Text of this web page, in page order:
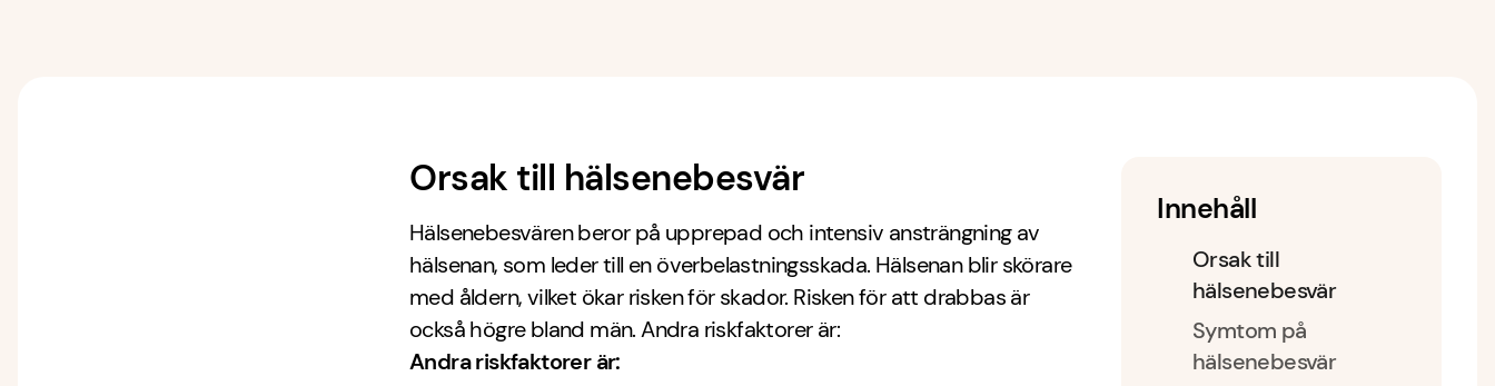
Orsak till hälsenebesvär
Hälsenebesvären beror på upprepad och intensiv ansträngning av
hälsenan, som leder till en överbelastningsskada. Hälsenan blir skörare
med åldern, vilket ökar risken för skador. Risken för att drabbas är
också högre bland män. Andra riskfaktorer är:
Andra riskfaktorer är:
Innehåll
Orsak till
hälsenebesvär
Symtom på
hälsenebesvär